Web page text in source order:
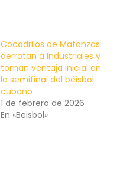
Cocodrilos de Matanzas
derrotan a Industriales y
toman ventaja inicial en
la semifinal del béisbol
cubano
1 de febrero de 2026
En «Beisbol»